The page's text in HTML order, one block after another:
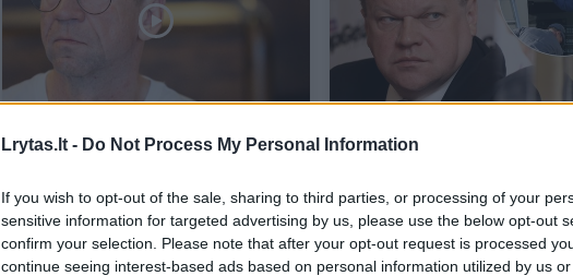
Lrytas.lt - Do Not Process My Personal Information
If you wish to opt-out of the sale, sharing to third parties, or processing of your
sensitive information for targeted advertising by us, please use the below opt-out
confirm your selection. Please note that after your opt-out request is processed
continue seeing interest-based ads based on personal information utilized by us
„Snoro“ bankrote ir toliau
vieno tikėtis tikrai nereikia
Laidos 2026-07-02
Skandalingojo „Snoro“
žmona prabilo apie
gyvenimą Maskvoje
Verslas 2026-07-02